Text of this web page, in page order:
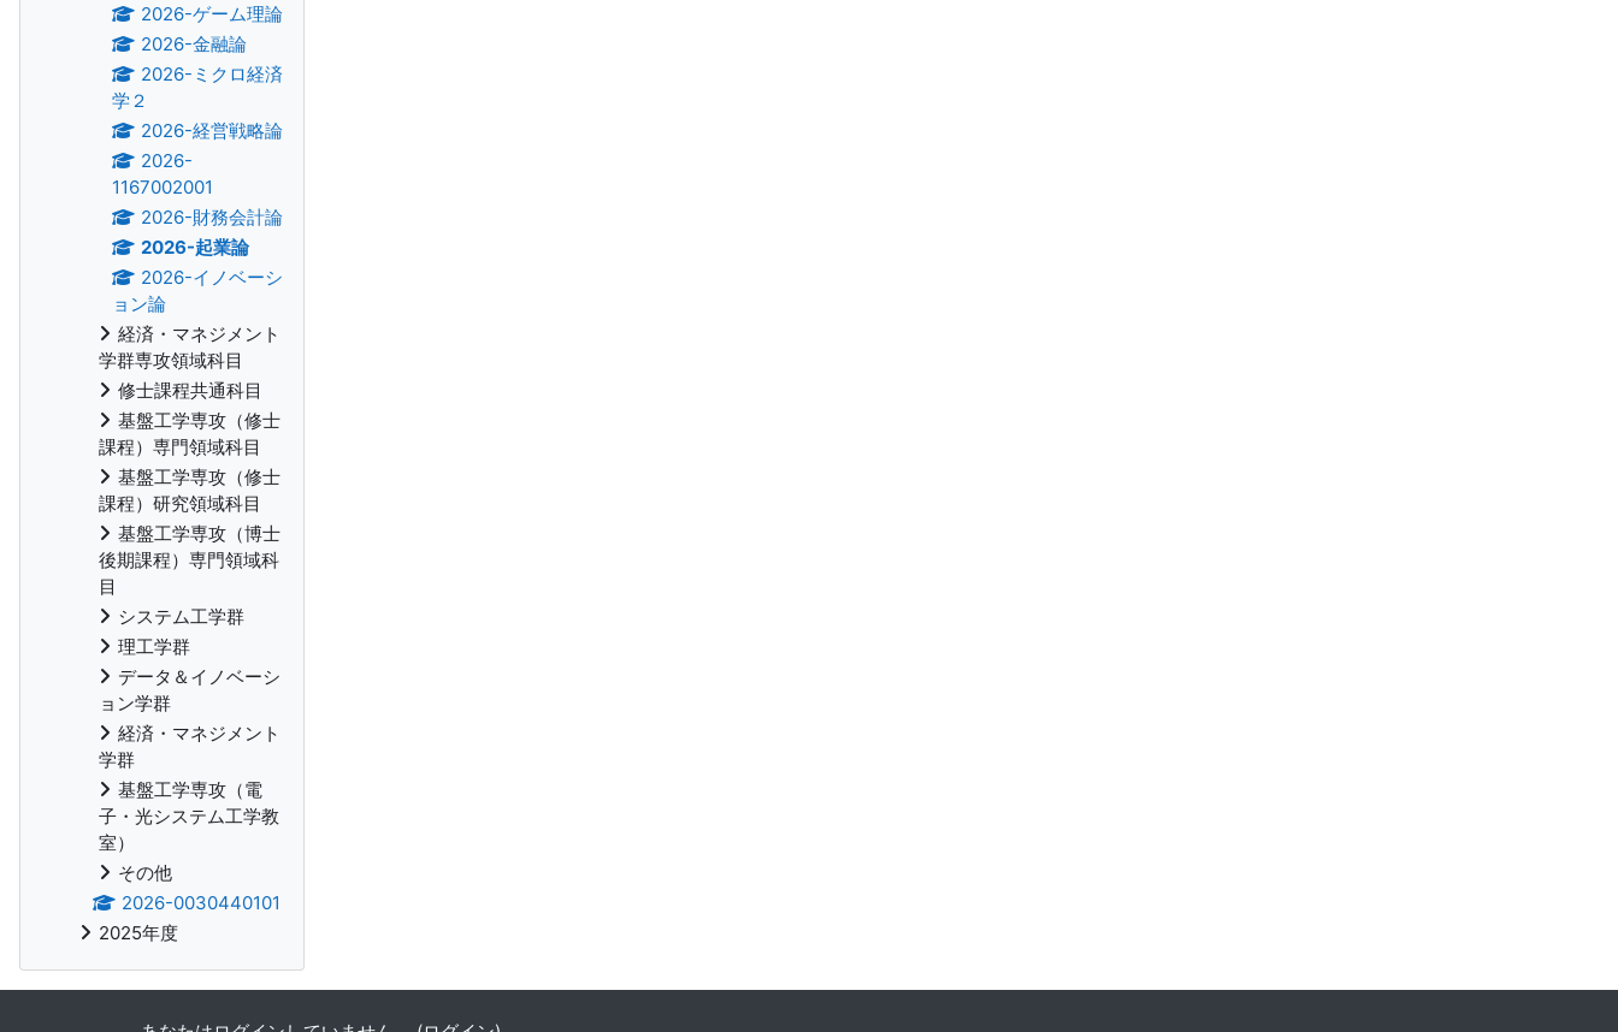
2026-ゲーム理論
2026-金融論
2026-ミクロ経済
学２
2026-経営戦略論
2026-
1167002001
2026-財務会計論
2026-起業論
2026-イノベーシ
ョン論
経済・マネジメント
学群専攻領域科目
修士課程共通科目
基盤工学専攻（修士
課程）専門領域科目
基盤工学専攻（修士
課程）研究領域科目
基盤工学専攻（博士
後期課程）専門領域科
目
システム工学群
理工学群
データ＆イノベーシ
ョン学群
経済・マネジメント
学群
基盤工学専攻（電
子・光システム工学教
室）
その他
2026-0030440101
2025年度